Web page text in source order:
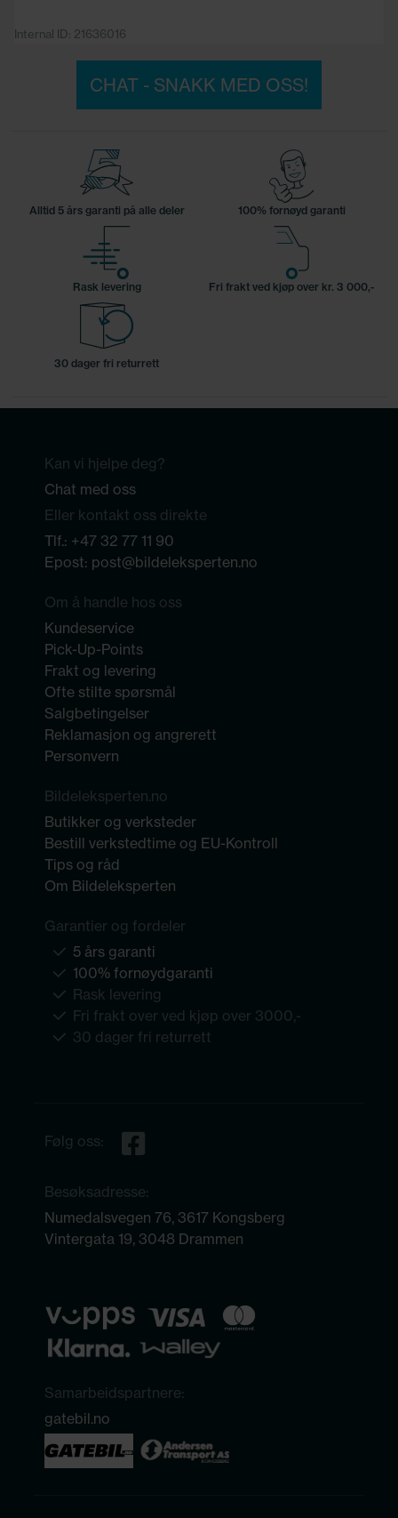
Internal ID: 21636016
CHAT - SNAKK MED OSS!
Alltid 5 års garanti på alle deler 100% fornøyd garanti
Rask levering Fri frakt ved kjøp over kr. 3 000,-
30 dager fri returrett
Kan vi hjelpe deg?
Chat med oss
Eller kontakt oss direkte
Tlf.: +47 32 77 11 90
Epost: post@bildeleksperten.no
Om å handle hos oss
Kundeservice
Pick-Up-Points
Frakt og levering
Ofte stilte spørsmål
Salgbetingelser
Reklamasjon og angrerett
Personvern
Bildeleksperten.no
Butikker og verksteder
Bestill verkstedtime og EU-Kontroll
Tips og råd
Om Bildeleksperten
Garantier og fordeler
5 års garanti
100% fornøydgaranti
Rask levering
Fri frakt over ved kjøp over 3000,-
30 dager fri returrett
Følg oss:
Besøksadresse:
Numedalsvegen 76, 3617 Kongsberg
Vintergata 19, 3048 Drammen
Samarbeidspartnere:
gatebil.no